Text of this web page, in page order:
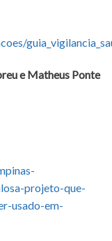
e Matheus Ponte
projeto-que-
usado-em-